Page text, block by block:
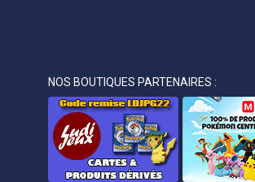
NOS BOUTIQUES PARTENAIRES :